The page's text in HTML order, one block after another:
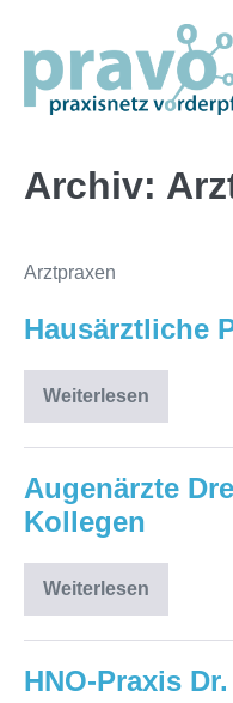
Inhalt
springen
Archiv:
Arztpraxen
Hausärztliche
WeiterlesenHausärztliche
Praxis
Augenärzte
Kollegen
Weiterlesen
Augenärzte
Dres.
&
Kollegen
HNO-Praxis